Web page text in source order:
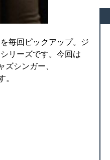
毎回ピックアップ。ジ
リーズです。今回は
シンガー、